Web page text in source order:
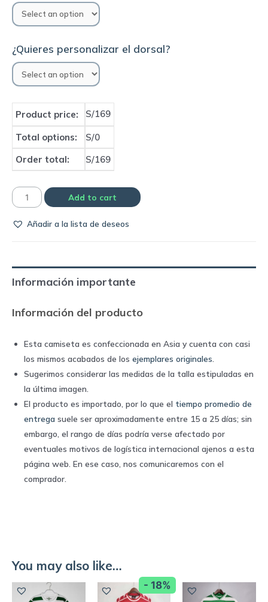
¿Quieres personalizar el dorsal?
Product price: S/169
Total options:
S/0
Order total:
S/169
Camiseta
1999/00
Umbro
quantity
Add to cart
Añadir a la lista de deseos
Información importante
Información del producto
Esta camiseta es confeccionada en Asia y cuenta con casi
los mismos acabados de los ejemplares originales
Sugerimos considerar las medidas de la talla estipuladas en
la última imagen.
El producto es importado, por lo que el tiempo promedio de
entrega suele ser aproximadamente entre 15 a 25 días; sin
embargo, el rango de días podría verse afectado por
eventuales motivos de logística internacional ajenos a esta
página web. En ese caso, nos comunicaremos con el
comprador.
You may also like…
- 18%